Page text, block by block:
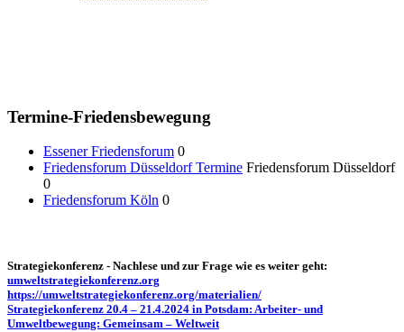
Termine-Friedensbewegung
Essener Friedensforum 0
Friedensforum Düsseldorf Termine Friedensforum Düsseldorf
0
Friedensforum Köln 0
Strategiekonferenz - Nachlese und zur Frage wie es weiter geht:
umweltstrategiekonferenz.org
https://umweltstrategiekonferenz.org/materialien/
Strategiekonferenz 20.4 – 21.4.2024 in Potsdam: Arbeiter- und
Umweltbewegung: Gemeinsam – Weltweit